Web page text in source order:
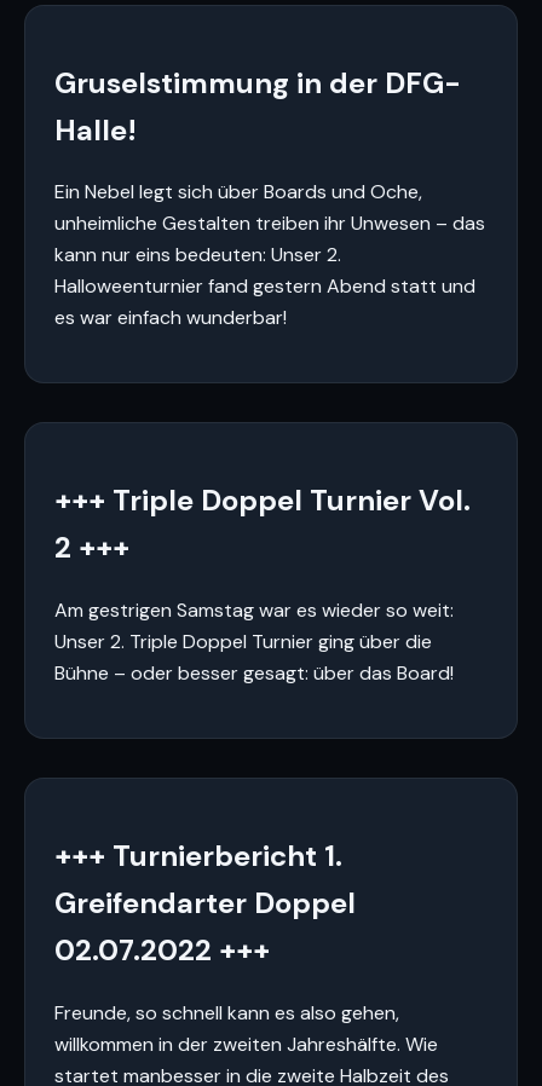
Gruselstimmung in der DFG-
Halle!
Ein Nebel legt sich über Boards und Oche,
unheimliche Gestalten treiben ihr Unwesen – das
kann nur eins bedeuten: Unser 2.
Halloweenturnier fand gestern Abend statt und
es war einfach wunderbar!
+++ Triple Doppel Turnier Vol.
2 +++
Am gestrigen Samstag war es wieder so weit:
Unser 2. Triple Doppel Turnier ging über die
Bühne – oder besser gesagt: über das Board!
+++ Turnierbericht 1.
Greifendarter Doppel
02.07.2022 +++
Freunde, so schnell kann es also gehen,
willkommen in der zweiten Jahreshälfte. Wie
startet manbesser in die zweite Halbzeit des